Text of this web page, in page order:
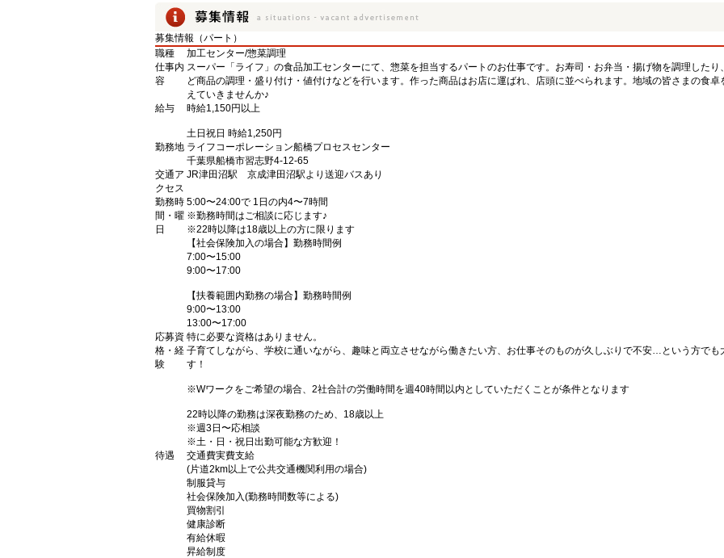
募集情報（パート）
職種
加工センター/惣菜調理
仕事内
容
スーパー「ライフ」の食品加工センターにて、惣菜を担当するパートのお仕事です。お寿司・お弁当・揚げ物を調理したり
ど商品の調理・盛り付け・値付けなどを行います。作った商品はお店に運ばれ、店頭に並べられます。地域の皆さまの食卓
えていきませんか♪
給与
時給1,150円以上
土日祝日 時給1,250円
勤務地 ライフコーポレーション船橋プロセスセンター
千葉県船橋市習志野4-12-65
交通ア
クセス
JR津田沼駅 京成津田沼駅より送迎バスあり
勤務時
間・曜
日
5:00〜24:00で 1日の内4〜7時間
※勤務時間はご相談に応じます♪
※22時以降は18歳以上の方に限ります
【社会保険加入の場合】勤務時間例
7:00〜15:00
9:00〜17:00
【扶養範囲内勤務の場合】勤務時間例
9:00〜13:00
13:00〜17:00
応募資
格・経
験
特に必要な資格はありません。
子育てしながら、学校に通いながら、趣味と両立させながら働きたい方、お仕事そのものが久しぶりで不安…という方でも
す！
※Wワークをご希望の場合、2社合計の労働時間を週40時間以内としていただくことが条件となります
22時以降の勤務は深夜勤務のため、18歳以上
※週3日〜応相談
※土・日・祝日出勤可能な方歓迎！
待遇
交通費実費支給
(片道2km以上で公共交通機関利用の場合)
制服貸与
社会保険加入(勤務時間数等による)
買物割引
健康診断
有給休暇
昇給制度